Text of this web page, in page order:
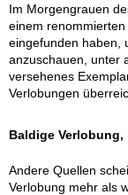
Im Morgengrauen
einem
eingefunden haben,
anzuschauen, unter
versehenes
Verlobungen
Baldige Verlobung,
Andere Quellen
Verlobung mehr als